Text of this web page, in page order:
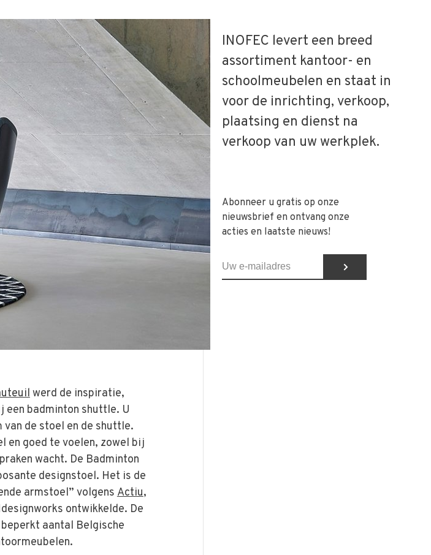
werd de inspiratie,
een badminton shuttle. U
de stoel en de shuttle.
en goed te voelen, zowel bij
wacht. De Badminton
designstoel. Het is de
armstoel” volgensActiu,
ontwikkelde. De
aantal Belgische
INOFEC levert een breed
assortiment kantoor- en
schoolmeubelen en staat in
voor de inrichting, verkoop,
plaatsing en dienst na
verkoop van uw werkplek.
Abonneer u gratis op onze
nieuwsbrief en ontvang onze
acties en laatste nieuws!